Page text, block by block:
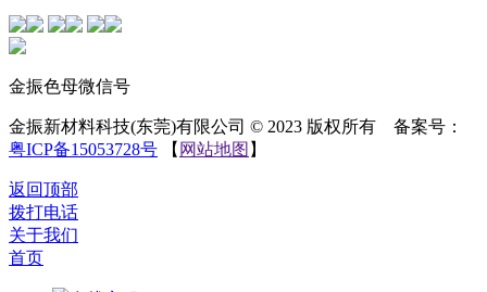
金振色母微信号
金振新材料科技(东莞)有限公司 © 2023 版权所有 备案号：
粤ICP备15053728号 【 网站地图 】
返回顶部
拨打电话
关于我们
首页